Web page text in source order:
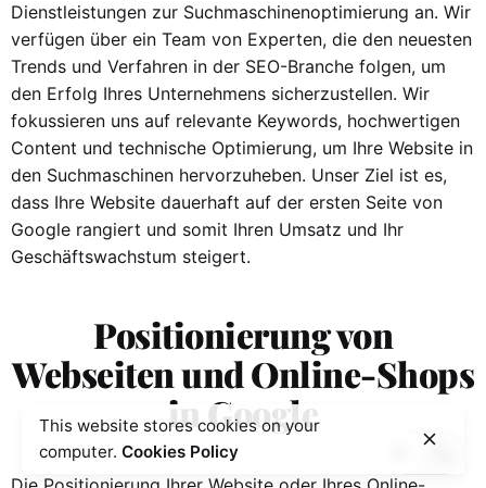
Dienstleistungen zur Suchmaschinenoptimierung an. Wir
verfügen über ein Team von Experten, die den neuesten
Trends und Verfahren in der SEO-Branche folgen, um
den Erfolg Ihres Unternehmens sicherzustellen. Wir
fokussieren uns auf relevante Keywords, hochwertigen
Content und technische Optimierung, um Ihre Website in
den Suchmaschinen hervorzuheben. Unser Ziel ist es,
dass Ihre Website dauerhaft auf der ersten Seite von
Google rangiert und somit Ihren Umsatz und Ihr
Geschäftswachstum steigert.
Positionierung von
Webseiten und Online-Shops
in Google
This website stores cookies on your
computer. Cookies Policy